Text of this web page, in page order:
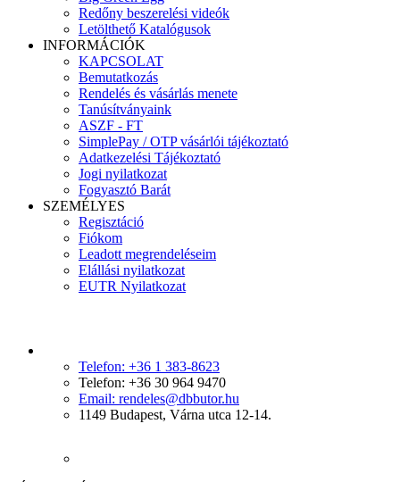
Redőny beszerelési videók
Letölthető Katalógusok
INFORMÁCIÓK
KAPCSOLAT
Bemutatkozás
Rendelés és vásárlás menete
Tanúsítványaink
ASZF - FT
SimplePay / OTP vásárlói tájékoztató
Adatkezelési Tájékoztató
Jogi nyilatkozat
Fogyasztó Barát
SZEMÉLYES
Regisztáció
Fiókom
Leadott megrendeléseim
Elállási nyilatkozat
EUTR Nyilatkozat
Telefon: +36 1 383-8623
Telefon: +36 30 964 9470
Email: rendeles@dbbutor.hu
1149 Budapest, Várna utca 12-14.